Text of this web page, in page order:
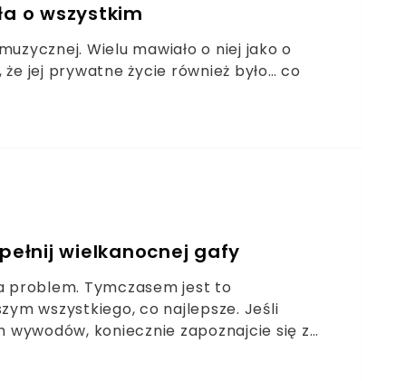
o wszystkim
Wielu mawiało o niej jako o
jej prywatne życie również było… co
wielkanocnej gafy
problem. Tymczasem jest to
wszystkiego, co najlepsze. Jeśli
koniecznie zapoznajcie się z